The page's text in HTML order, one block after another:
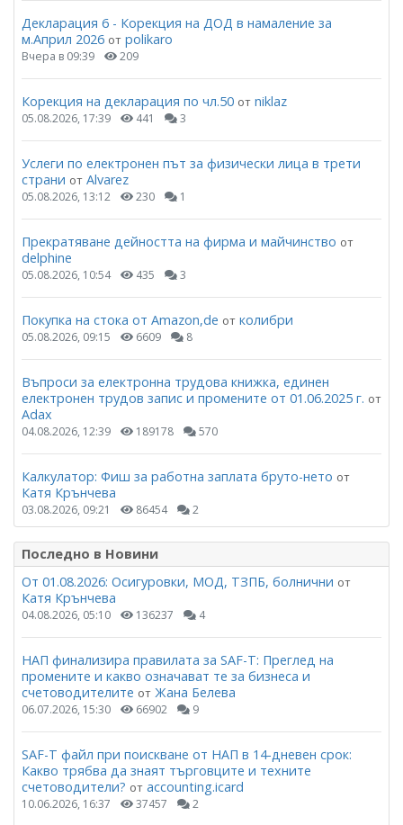
Декларация 6 - Корекция на ДОД в намаление за
м.Април 2026 от polikaro
Вчера в 09:39 209
Корекция на декларация по чл.50 от niklaz
05.08.2026, 17:39 441 3
Услеги по електронен път за физически лица в трети
страни от Alvarez
05.08.2026, 13:12 230 1
Прекратяване дейността на фирма и майчинство от
delphine
05.08.2026, 10:54 435 3
Покупка на стока от Amazon,de от колибри
05.08.2026, 09:15 6609 8
Въпроси за електронна трудова книжка, единен
електронен трудов запис и промените от 01.06.2025 г. от
Adax
04.08.2026, 12:39 189178 570
Калкулатор: Фиш за работна заплата бруто-нето от
Катя Крънчева
03.08.2026, 09:21 86454 2
Последно в Новини
От 01.08.2026: Осигуровки, МОД, ТЗПБ, болнични от
Катя Крънчева
04.08.2026, 05:10 136237 4
НАП финализира правилата за SAF-T: Преглед на
промените и какво означават те за бизнеса и
счетоводителите от Жана Белева
06.07.2026, 15:30 66902 9
SAF-T файл при поискване от НАП в 14-дневен срок:
Какво трябва да знаят търговците и техните
счетоводители? от accounting.icard
10.06.2026, 16:37 37457 2